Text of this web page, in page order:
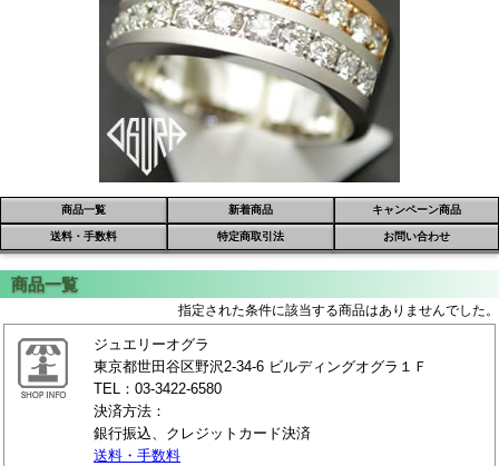
商品一覧 新着商品 キャンペーン商品
送料・手数料 特定商取引法 お問い合わせ
指定された条件に該当する商品はありませんでした。
ジュエリーオグラ
東京都世田谷区野沢2-34-6 ビルディングオグラ１Ｆ
TEL：03-3422-6580
決済方法：
銀行振込、クレジットカード決済
送料・手数料